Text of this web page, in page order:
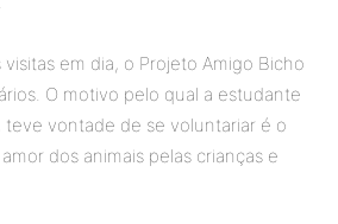
em dia, o Projeto Amigo Bicho
O motivo pelo qual a estudante
teve vontade de se voluntariar é o
dos animais pelas crianças e